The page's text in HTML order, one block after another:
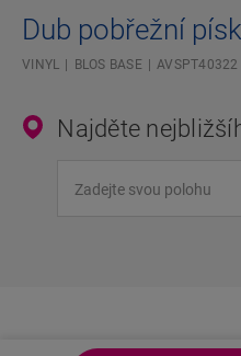
Dub pobřežní
VINYL BLOS BASE AVSPT40322
Najděte